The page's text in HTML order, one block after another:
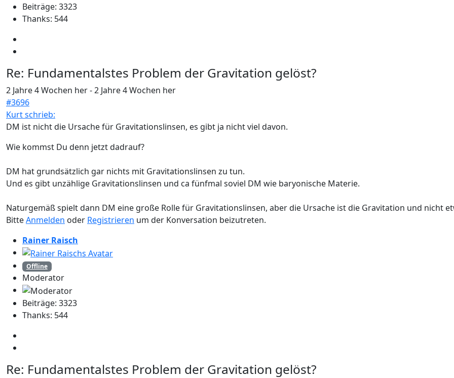
Beiträge: 3323
Thanks: 544
Re: Fundamentalstes Problem der Gravitation gelöst?
2 Jahre 4 Wochen her-2 Jahre 4 Wochen her
#3696
Kurt schrieb:
DM ist nicht die Ursache für Gravitationslinsen, es gibt ja nicht viel davon.
Wie kommst Du denn jetzt dadrauf?
DM hat grundsätzlich gar nichts mit Gravitationslinsen zu tun.
Und es gibt unzählige Gravitationslinsen und ca fünfmal soviel DM wie baryonische Materie.
Naturgemäß spielt dann DM eine große Rolle für Gravitationslinsen, aber die Ursache ist die Gravitation und nicht
BitteAnmelden oder Registrieren um der Konversation beizutreten.
Rainer Raisch
Offline
Moderator
Beiträge: 3323
Thanks: 544
Re: Fundamentalstes Problem der Gravitation gelöst?